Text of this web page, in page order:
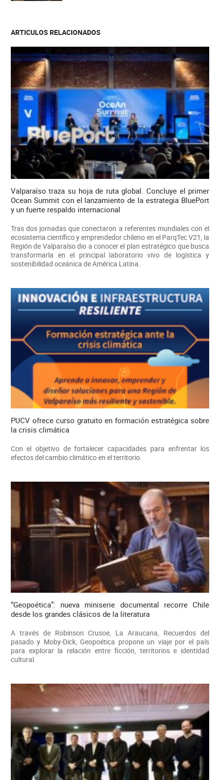
ARTICULOS RELACIONADOS
Valparaíso traza su hoja de ruta global. Concluye el primer
Ocean Summit con el lanzamiento de la estrategia BluePort
y un fuerte respaldo internacional
Tras dos jornadas que conectaron a referentes mundiales con el
ecosistema científico y emprendedor chileno en el ParqTec V21, la
Región de Valparaíso dio a conocer el plan estratégico que busca
transformarla en el principal laboratorio vivo de logística y
sostenibilidad oceánica de América Latina.
PUCV ofrece curso gratuito en formación estratégica sobre
la crisis climática
Con el objetivo de fortalecer capacidades para enfrentar los
efectos del cambio climático en el territorio.
“Geopoética”: nueva miniserie documental recorre Chile
desde los grandes clásicos de la literatura
A través de Robinson Crusoe, La Araucana, Recuerdos del
pasado y Moby-Dick, Geopoética propone un viaje por el país
para explorar la relación entre ficción, territorios e identidad
cultural.